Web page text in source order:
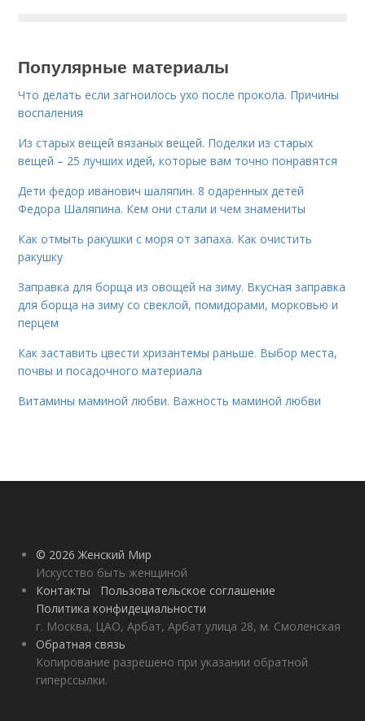
Популярные материалы
Что делать если загноилось ухо после прокола. Причины
воспаления
Из старых вещей вязаных вещей. Поделки из старых
вещей – 25 лучших идей, которые вам точно понравятся
Дети федор иванович шаляпин. 8 одаренных детей
Федора Шаляпина. Кем они стали и чем знамениты
Как отмыть ракушки с моря от запаха. Как очистить
ракушку
Заправка для борща из овощей на зиму. Вкусная заправка
для борща на зиму со свеклой, помидорами, морковью и
перцем
Как заставить цвести хризантемы раньше. Выбор места,
почвы и посадочного материала
Витамины маминой любви. Важность маминой любви
© 2026 Женский Мир
Искусство быть женщиной
Контакты
Пользовательское соглашение
Политика конфидециальности
г. Москва, ЦАО, Арбат, Арбат улица 28, м. Смоленская
Обратная связь
Копирование разрешено при указании обратной
гиперссылки.